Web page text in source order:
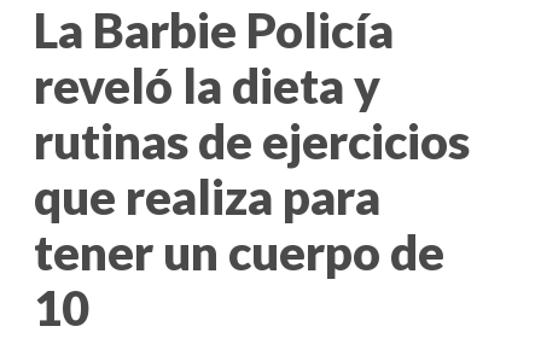
La Barbie Policía
reveló la dieta y
rutinas de ejercicios
que realiza para
tener un cuerpo de
10